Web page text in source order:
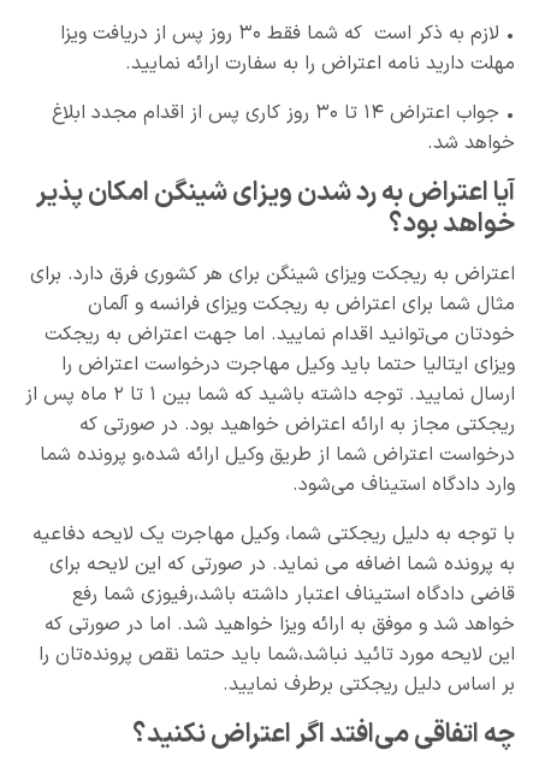
• لازم به ذکر است که شما فقط ۳۰ روز پس از دریافت ویزا
مهلت دارید نامه اعتراض را به سفارت ارائه نمایید.
• جواب اعتراض ۱۴ تا ۳۰ روز کاری پس از اقدام مجدد ابلاغ
خواهد شد.
آیا اعتراض به رد شدن ویزای شینگن امکان پذیر
خواهد بود؟
اعتراض به ریجکت ویزای شینگن برای هر کشوری فرق دارد. برای
مثال شما برای اعتراض به ریجکت ویزای فرانسه و آلمان
خودتان می‌توانید اقدام نمایید. اما جهت اعتراض به ریجکت
ویزای ایتالیا حتما باید وکیل مهاجرت درخواست اعتراض را
ارسال نمایید. توجه داشته باشید که شما بین ۱ تا ۲ ماه پس از
ریجکتی مجاز به ارائه اعتراض خواهید بود. در صورتی که
درخواست اعتراض شما از طریق وکیل ارائه شده،و پرونده شما
وارد دادگاه استیناف می‌شود.
با توجه به دلیل ریجکتی شما، وکیل مهاجرت یک لایحه دفاعیه
به پرونده شما اضافه می نماید. در صورتی که این لایحه برای
قاضی دادگاه استیناف اعتبار داشته باشد،رفیوزی شما رفع
خواهد شد و موفق به ارائه ویزا خواهید شد. اما در صورتی که
این لایحه مورد تائید نباشد،شما باید حتما نقص پرونده‌تان را
بر اساس دلیل ریجکتی برطرف نمایید.
چه اتفاقی می‌افتد اگر اعتراض نکنید؟